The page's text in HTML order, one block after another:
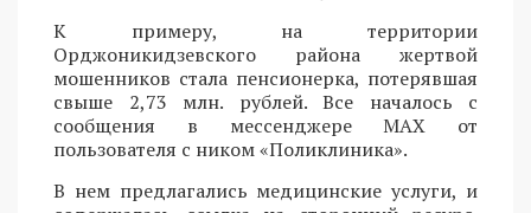
К примеру, на территории
Орджоникидзевского района жертвой
мошенников стала пенсионерка, потерявшая
свыше 2,73 млн. рублей. Все началось с
сообщения в мессенджере MAX от
пользователя с ником «Поликлиника».
В нем предлагались медицинские услуги, и